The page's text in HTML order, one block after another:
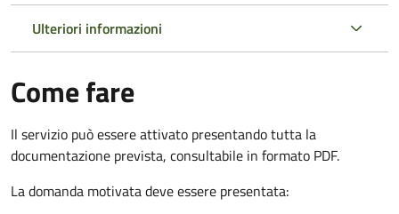
Ulteriori informazioni
Come fare
Il servizio può essere attivato presentando tutta la
documentazione prevista, consultabile in formato PDF.
La domanda motivata deve essere presentata: